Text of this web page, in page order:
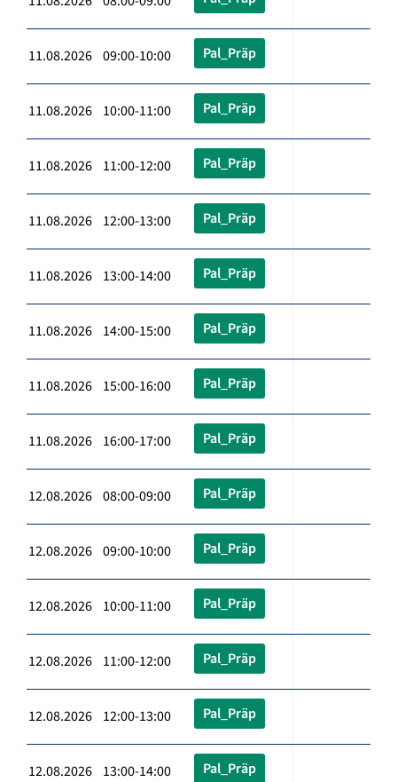
11.08.2026 09:00-10:00 Pal_Präp
11.08.2026 10:00-11:00 Pal_Präp
11.08.2026 11:00-12:00 Pal_Präp
11.08.2026 12:00-13:00 Pal_Präp
11.08.2026 13:00-14:00 Pal_Präp
11.08.2026 14:00-15:00 Pal_Präp
11.08.2026 15:00-16:00 Pal_Präp
11.08.2026 16:00-17:00 Pal_Präp
12.08.2026 08:00-09:00 Pal_Präp
12.08.2026 09:00-10:00 Pal_Präp
12.08.2026 10:00-11:00 Pal_Präp
12.08.2026 11:00-12:00 Pal_Präp
12.08.2026 12:00-13:00 Pal_Präp
12.08.2026 13:00-14:00 Pal_Präp